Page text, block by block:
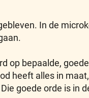
In de
op bepaalde,
heeft alles in
goede orde is in